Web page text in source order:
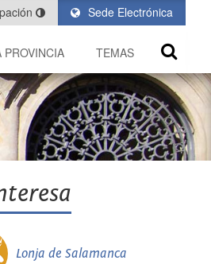
Sede Electrónica
PROVINCIA TEMAS
Lonja de Salamanca